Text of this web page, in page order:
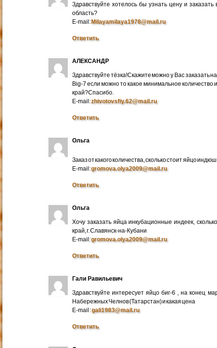
Здравствуйте хотелось бы узнать цену и
область?
E-mail:Milayamilaya1978@mail.ru
Ответить
АЛЕКСАНДР
Здравствуйте тёзка!Скажите можно у Вас заказать
Big-7 если можно то какое минимальное количество
край?Спасибо.
E-mail:zhivotovsfiy.62@mail.ru
Ответить
Ольга
Заказ от какого количества, сколько стоит яйцо
E-mail:gromova.olya2009@mail.ru
Ответить
Ольга
Хочу заказать яйца инкубационные индеек,
край, г. Славянск-на-Кубани
E-mail:gromova.olya2009@mail.ru
Ответить
Гали Равильевич
Здравствуйте интересует яйцо биг-6 , на конец
Набережных Челнов (Татарстан) и какая цена
E-mail :gali1983@mail.ru
Ответить